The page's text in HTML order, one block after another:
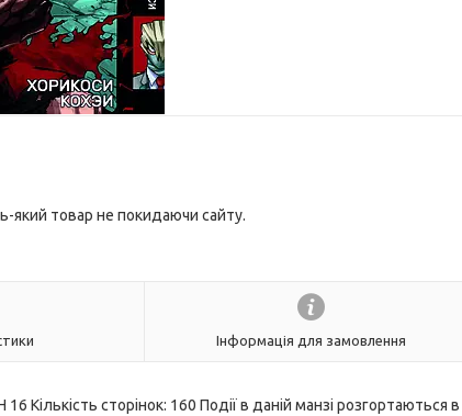
який товар не покидаючи сайту.
Інформація для замовлення
Кількість сторінок: 160 Події в даній манзі розгортаються в